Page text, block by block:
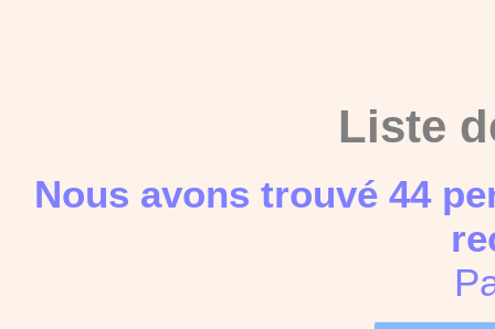
Liste
Nous avons trouvé 44